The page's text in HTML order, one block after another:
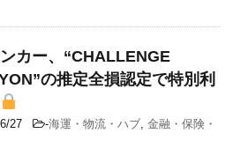
カー、“CHALLENGE
の推定全損認定で特別利
27 -海運・物流・ハブ, 金融・保険・